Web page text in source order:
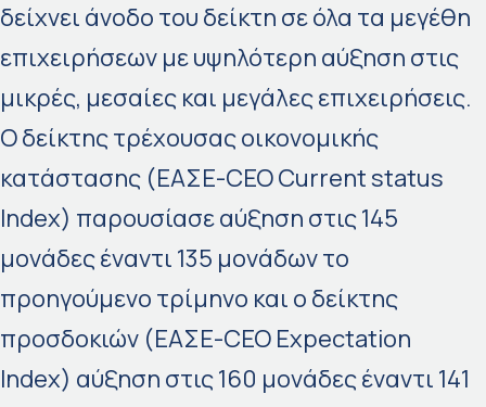
δείχνει άνοδο του δείκτη σε όλα τα μεγέθη
επιχειρήσεων με υψηλότερη αύξηση στις
μικρές, μεσαίες και μεγάλες επιχειρήσεις.
Ο δείκτης τρέχουσας οικονομικής
κατάστασης (ΕΑΣΕ-CEO Current status
Index) παρουσίασε αύξηση στις 145
μονάδες έναντι 135 μονάδων το
προηγούμενο τρίμηνο και ο δείκτης
προσδοκιών (ΕΑΣΕ-CEO Expectation
Index) αύξηση στις 160 μονάδες έναντι 141